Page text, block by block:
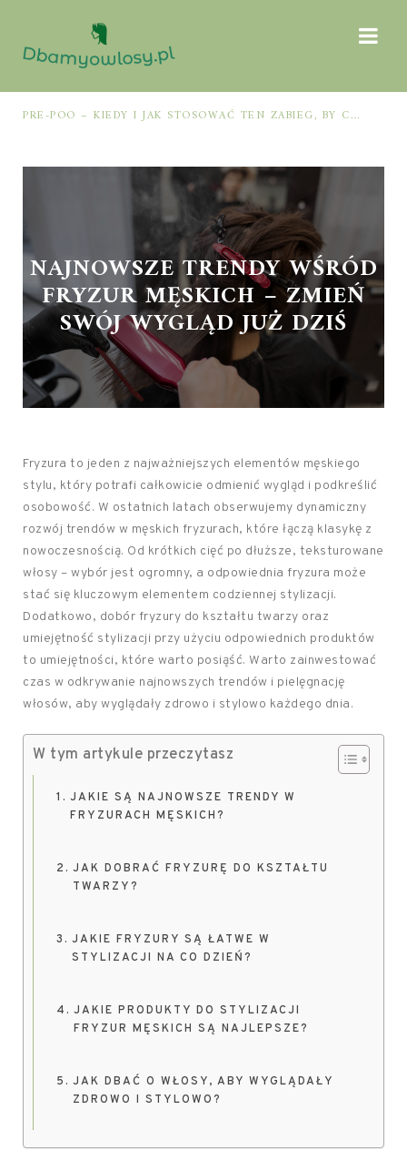
PRE-POO – KIEDY I JAK STOSOWAĆ TEN ZABIEG, BY CHRONIĆ I NAWILŻAĆ WŁOSY PRZED MYCIEM SZAMPONEM
NAJNOWSZE TRENDY WŚRÓD
FRYZUR MĘSKICH – ZMIEŃ
SWÓJ WYGLĄD JUŻ DZIŚ
Fryzura to jeden z najważniejszych elementów męskiego
stylu, który potrafi całkowicie odmienić wygląd i podkreślić
osobowość. W ostatnich latach obserwujemy dynamiczny
rozwój trendów w męskich fryzurach, które łączą klasykę z
nowoczesnością. Od krótkich cięć po dłuższe, teksturowane
włosy – wybór jest ogromny, a odpowiednia fryzura może
stać się kluczowym elementem codziennej stylizacji.
Dodatkowo, dobór fryzury do kształtu twarzy oraz
umiejętność stylizacji przy użyciu odpowiednich produktów
to umiejętności, które warto posiąść. Warto zainwestować
czas w odkrywanie najnowszych trendów i pielęgnację
włosów, aby wyglądały zdrowo i stylowo każdego dnia.
W tym artykule przeczytasz
JAKIE SĄ NAJNOWSZE TRENDY W
FRYZURACH MĘSKICH?
JAK DOBRAĆ FRYZURĘ DO KSZTAŁTU
TWARZY?
JAKIE FRYZURY SĄ ŁATWE W
STYLIZACJI NA CO DZIEŃ?
JAKIE PRODUKTY DO STYLIZACJI
FRYZUR MĘSKICH SĄ NAJLEPSZE?
JAK DBAĆ O WŁOSY, ABY WYGLĄDAŁY
ZDROWO I STYLOWO?